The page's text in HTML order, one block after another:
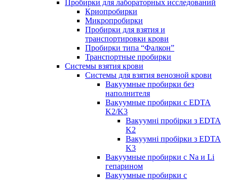
Пробирки для лабораторных исследований
Криопробирки
Микропробирки
Пробирки для взятия и
транспортировки крови
Пробирки типа “Фалкон”
Транспортные пробирки
Системы взятия крови
Системы для взятия венозной крови
Вакуумные пробирки без
наполнителя
Вакуумные пробирки с EDTA
K2/K3
Вакуумні пробірки з EDTA
K2
Вакуумні пробірки з EDTA
K3
Вакуумные пробирки с Na и Li
гепарином
Вакуумные пробирки с